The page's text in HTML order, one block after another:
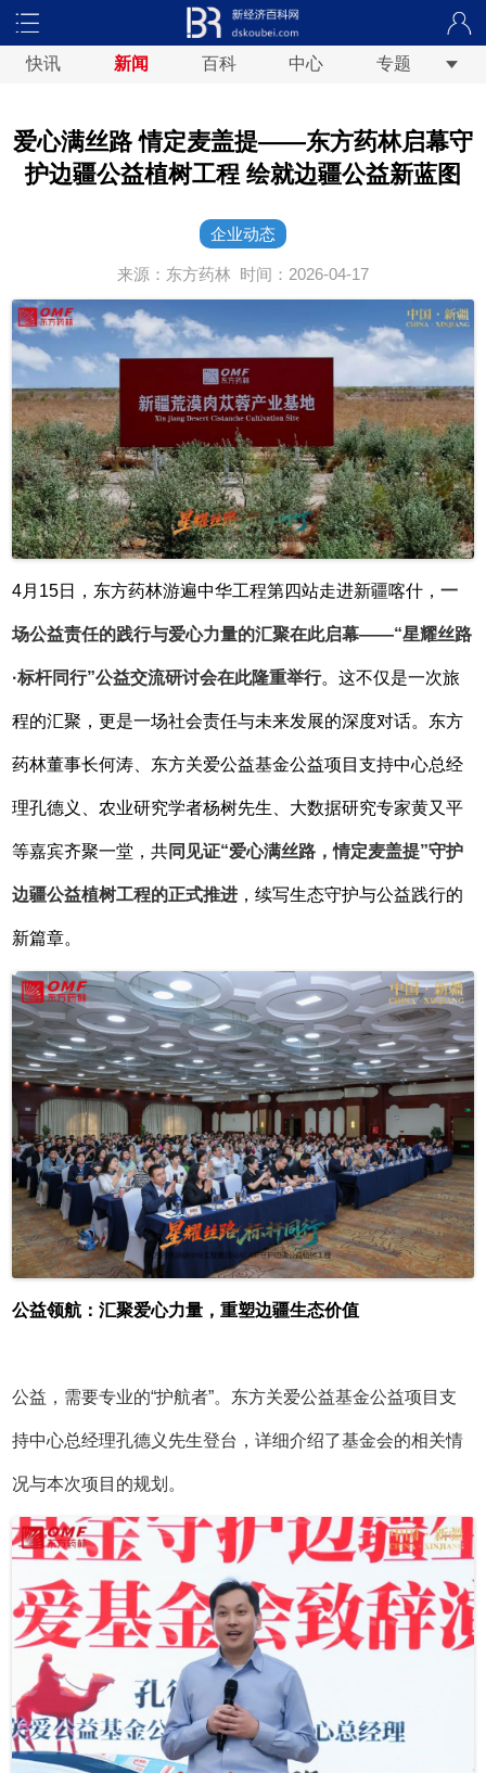
快讯 新闻 百科 中心 专题
爱心满丝路 情定麦盖提——东方药林启幕守
护边疆公益植树工程 绘就边疆公益新蓝图
企业动态
来源：东方药林 时间：2026-04-17
4月15日，东方药林游遍中华工程第四站走进新疆喀什，一
场公益责任的践行与爱心力量的汇聚在此启幕——“星耀丝路
·标杆同行”公益交流研讨会在此隆重举行。这不仅是一次旅
程的汇聚，更是一场社会责任与未来发展的深度对话。东方
药林董事长何涛、东方关爱公益基金公益项目支持中心总经
理孔德义、农业研究学者杨树先生、大数据研究专家黄又平
等嘉宾齐聚一堂，共同见证“爱心满丝路，情定麦盖提”守护
边疆公益植树工程的正式推进 ，续写生态守护与公益践行的
新篇章。
公益领航：汇聚爱心力量，重塑边疆生态价值
公益，需要专业的“护航者”。东方关爱公益基金公益项目支
持中心总经理孔德义先生登台，详细介绍了基金会的相关情
况与本次项目的规划。